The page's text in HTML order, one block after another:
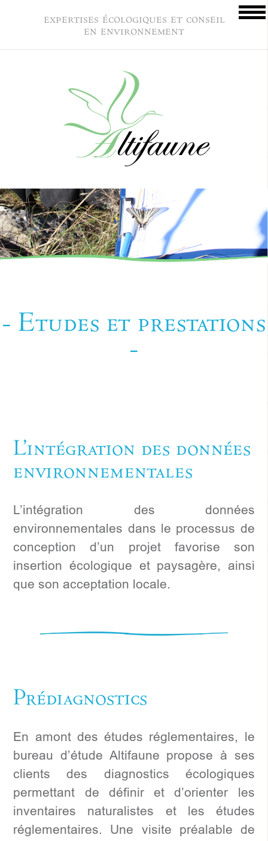
expertises écologiques et conseil
en environnement
- Etudes et prestations
-
L’intégration des données
environnementales
L’intégration des données
environnementales dans le processus de
conception d’un projet favorise son
insertion écologique et paysagère, ainsi
que son acceptation locale.
Prédiagnostics
En amont des études réglementaires, le
bureau d’étude Altifaune propose à ses
clients des diagnostics écologiques
permettant de définir et d’orienter les
inventaires naturalistes et les études
réglementaires. Une visite préalable de